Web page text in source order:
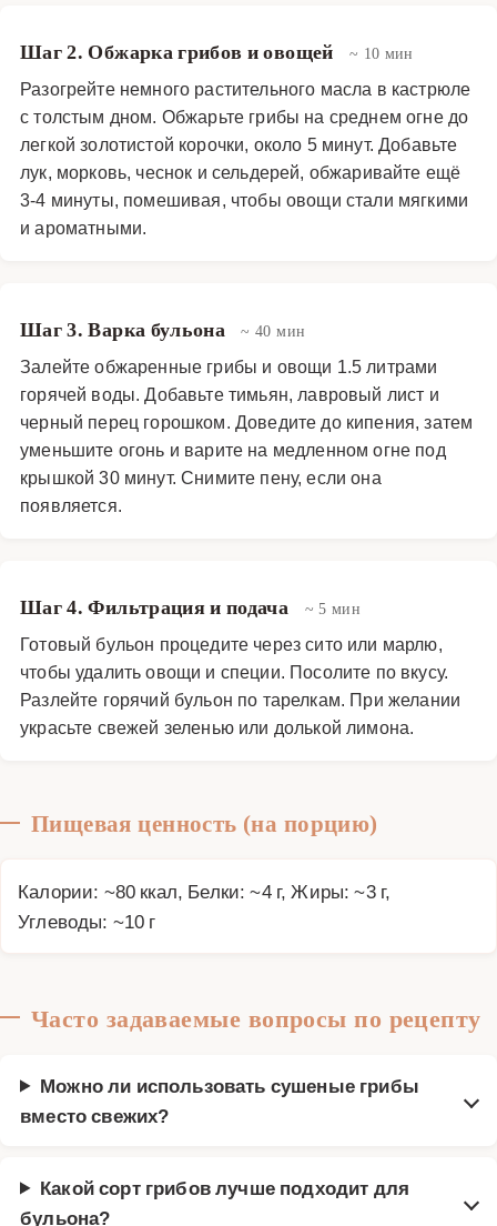
Шаг 2. Обжарка грибов и овощей ~ 10 мин
Разогрейте немного растительного масла в кастрюле
с толстым дном. Обжарьте грибы на среднем огне до
легкой золотистой корочки, около 5 минут. Добавьте
лук, морковь, чеснок и сельдерей, обжаривайте ещё
3-4 минуты, помешивая, чтобы овощи стали мягкими
и ароматными.
Шаг 3. Варка бульона ~ 40 мин
Залейте обжаренные грибы и овощи 1.5 литрами
горячей воды. Добавьте тимьян, лавровый лист и
черный перец горошком. Доведите до кипения, затем
уменьшите огонь и варите на медленном огне под
крышкой 30 минут. Снимите пену, если она
появляется.
Шаг 4. Фильтрация и подача ~ 5 мин
Готовый бульон процедите через сито или марлю,
чтобы удалить овощи и специи. Посолите по вкусу.
Разлейте горячий бульон по тарелкам. При желании
украсьте свежей зеленью или долькой лимона.
Пищевая ценность (на порцию)
Калории: ~80 ккал, Белки: ~4 г, Жиры: ~3 г,
Углеводы: ~10 г
Часто задаваемые вопросы по рецепту
Можно ли использовать сушеные грибы
вместо свежих?
Какой сорт грибов лучше подходит для
бульона?